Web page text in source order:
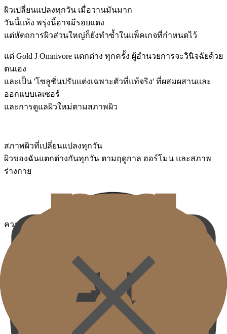
ผิวเปลี่ยนแปลงทุกวัน เมื่อวานมันมาก
วันนี้แห้ง พรุ่งนี้อาจมีรอยแดง
แต่หัตถการผิวส่วนใหญ่ก็ยังทำซ้ำในแพ็คเกจที่กำหนดไว้
แต่ Gold J Omnivore แตกต่าง ทุกครั้ง ผู้อำนวยการจะวินิจฉัยด้วย
ตนเอง
และเป็น 'โซลูชั่นปรับแต่งเฉพาะตัวที่แท้จริง' ที่ผสมผสานและ
ออกแบบเลเซอร์
และการดูแลผิวใหม่ตามสภาพผิว
สภาพผิวที่เปลี่ยนแปลงทุกวัน
ผิวของฉันแตกต่างกันทุกวัน ตามฤดูกาล ฮอร์โมน และสภาพ
ร่างกาย
ความแห้งของฤดูหนาว